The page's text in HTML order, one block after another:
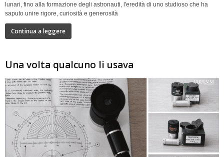
lunari, fino alla formazione degli astronauti, l'eredità di uno studioso che ha
saputo unire rigore, curiosità e generosità
Continua a leggere
Una volta qualcuno li usava